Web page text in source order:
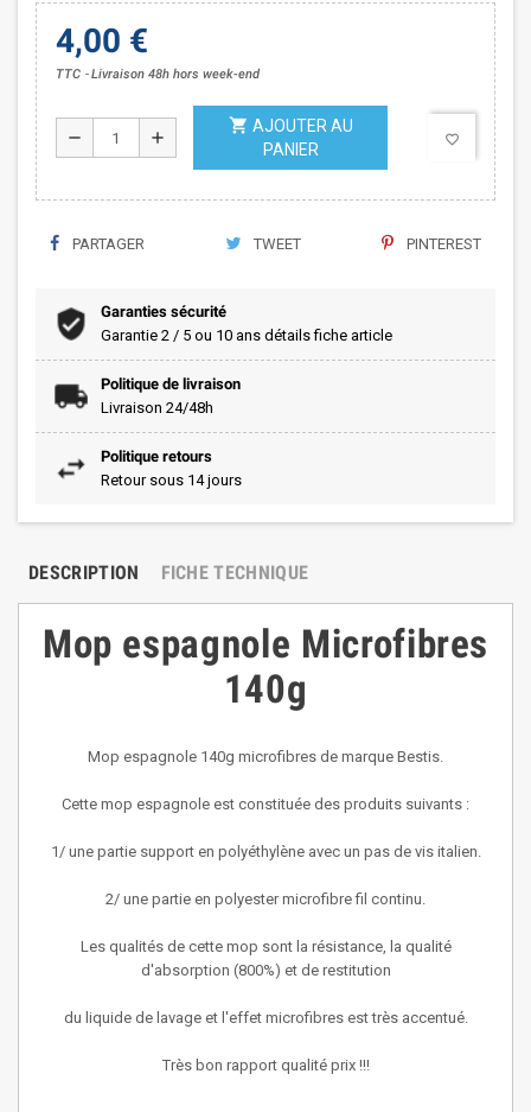
4,00 €
TTC Livraison 48h hors week-end
remove add
shopping_cart AJOUTER AU
PANIER
favorite_border
PARTAGER TWEET PINTEREST
Garanties sécurité
Garantie 2 / 5 ou 10 ans détails fiche article
Politique de livraison
Livraison 24/48h
Politique retours
Retour sous 14 jours
DESCRIPTION FICHE TECHNIQUE
Mop espagnole Microfibres
140g
Mop espagnole 140g microfibres de marque Bestis.
Cette mop espagnole est constituée des produits suivants :
1/ une partie support en polyéthylène avec un pas de vis italien.
2/ une partie en polyester microfibre fil continu.
Les qualités de cette mop sont la résistance, la qualité
d'absorption (800%) et de restitution
du liquide de lavage et l'effet microfibres est très accentué.
Très bon rapport qualité prix !!!